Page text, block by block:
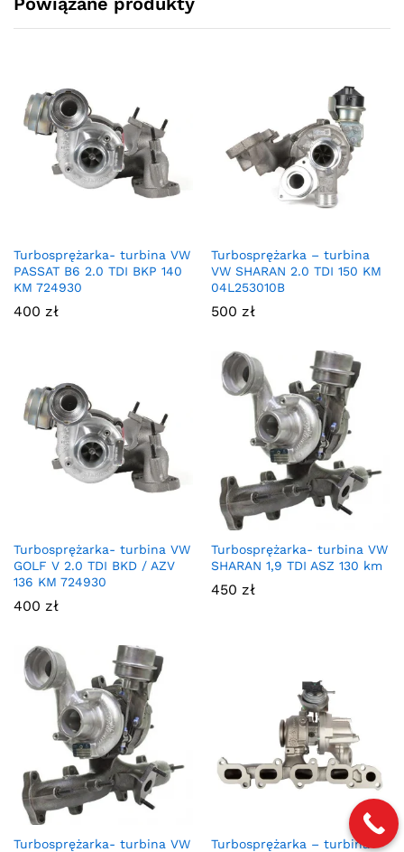
Turbosprężarka- turbina VW
PASSAT B6 2.0 TDI BKP 140
KM 724930
400 zł
Turbosprężarka – turbina
VW SHARAN 2.0 TDI 150 KM
04L253010B
500 zł
Turbosprężarka- turbina VW
GOLF V 2.0 TDI BKD / AZV
136 KM 724930
400 zł
Turbosprężarka- turbina VW
SHARAN 1,9 TDI ASZ 130 km
450 zł
Turbosprężarka- turbina VW
Turbosprężarka – turbina